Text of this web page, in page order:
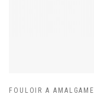
FOULOIR A